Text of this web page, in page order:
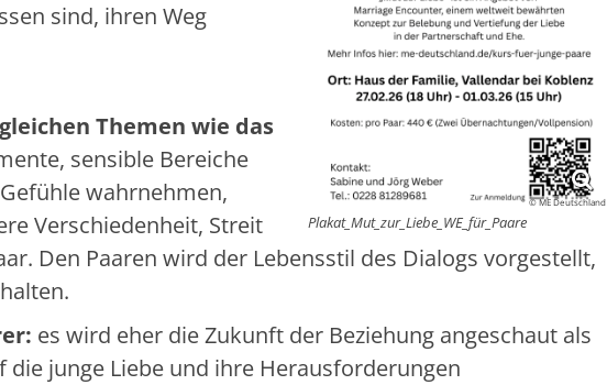
© ME Deutschland
Plakat_Mut_zur_Liebe_WE_für_Paare
sind, ihren Weg
Themen wie das
sensible Bereiche
wahrnehmen,
Verschiedenheit, Streit
Den Paaren wird der Lebensstil des Dialogs vorgestellt,
es wird eher die Zukunft der Beziehung angeschaut als
die junge Liebe und ihre Herausforderungen